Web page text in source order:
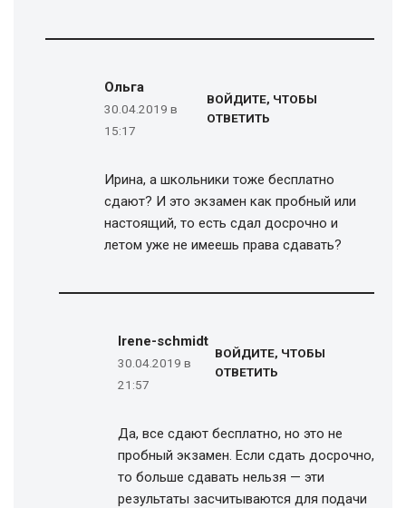
Ольга
30.04.2019 в
15:17
ВОЙДИТЕ, ЧТОБЫ
ОТВЕТИТЬ
Ирина, а школьники тоже бесплатно
сдают? И это экзамен как пробный или
настоящий, то есть сдал досрочно и
летом уже не имеешь права сдавать?
Irene-schmidt
30.04.2019 в
21:57
ВОЙДИТЕ, ЧТОБЫ
ОТВЕТИТЬ
Да, все сдают бесплатно, но это не
пробный экзамен. Если сдать досрочно,
то больше сдавать нельзя — эти
результаты засчитываются для подачи